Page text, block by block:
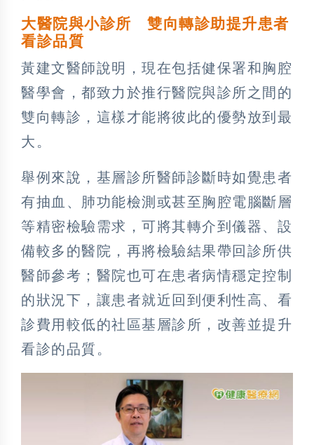
大醫院與小診所 雙向轉診助提升患者
看診品質
黃建文醫師說明，現在包括健保署和胸腔
醫學會，都致力於推行醫院與診所之間的
雙向轉診，這樣才能將彼此的優勢放到最
大。
舉例來說，基層診所醫師診斷時如覺患者
有抽血、肺功能檢測或甚至胸腔電腦斷層
等精密檢驗需求，可將其轉介到儀器、設
備較多的醫院，再將檢驗結果帶回診所供
醫師參考；醫院也可在患者病情穩定控制
的狀況下，讓患者就近回到便利性高、看
診費用較低的社區基層診所，改善並提升
看診的品質。